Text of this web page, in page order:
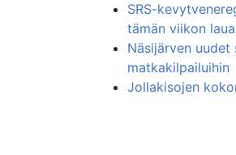
SRS-
tämän viikon
Näsijärven uudet
matkakilpailuihin
Jollakisojen